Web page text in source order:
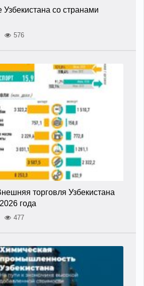
Узбекистана со странами
576
торговля Узбекистана
года
477